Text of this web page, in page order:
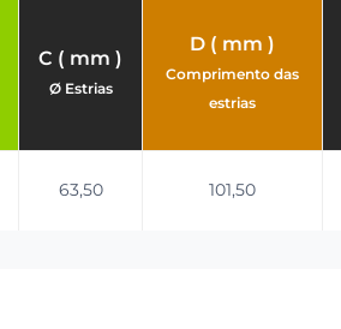
C ( mm )
Ø Estrias
D ( mm )
Comprimento das
estrias
63,50 101,50